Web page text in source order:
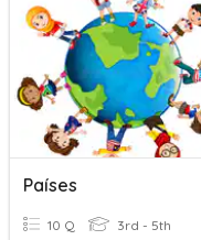
Países
10 Q 3rd - 5th